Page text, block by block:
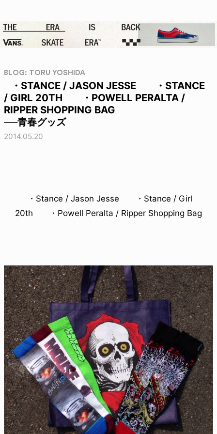
BLOG: TORU YOSHIDA
・STANCE / JASON JESSE ・STANCE
/ GIRL 20TH ・POWELL PERALTA /
RIPPER SHOPPING BAG
──青春グッズ
2014.05.20
・Stance / Jason Jesse ・Stance / Girl
20th ・Powell Peralta / Ripper Shopping Bag